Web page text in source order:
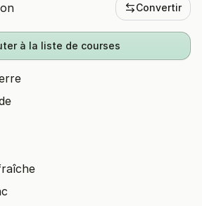
Convertir
à la liste de courses